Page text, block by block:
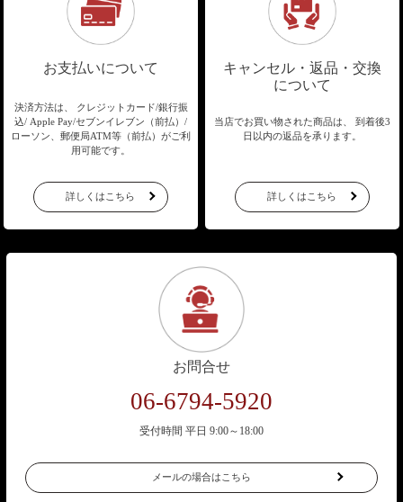
お支払いについて
決済方法は、 クレジットカード/銀行振
込/ Apple Pay/セブンイレブン（前払）/
ローソン、郵便局ATM等（前払）がご利
用可能です。
詳しくはこちら
キャンセル・返品・交換
について
当店でお買い物された商品は、
到着後3
日以内の返品を承ります。
詳しくはこちら
お問合せ
06-6794-5920
受付時間 平日 9:00～18:00
メールの場合はこちら